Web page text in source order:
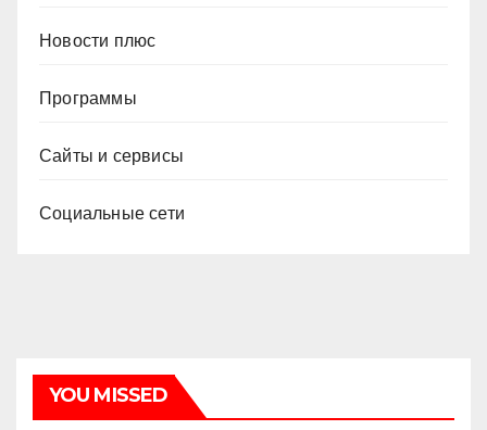
Новости плюс
Программы
Сайты и сервисы
Социальные сети
YOU MISSED